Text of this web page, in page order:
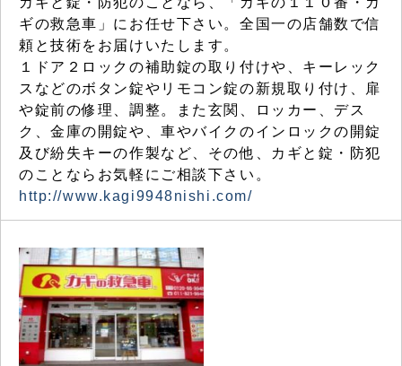
ギの救急車」にお任せ下さい。全国一の店舗数で信
頼と技術をお届けいたします。
１ドア２ロックの補助錠の取り付けや、キーレック
スなどのボタン錠やリモコン錠の新規取り付け、扉
や錠前の修理、調整。また玄関、ロッカー、デス
ク、金庫の開錠や、車やバイクのインロックの開錠
及び紛失キーの作製など、その他、カギと錠・防犯
のことならお気軽にご相談下さい。
http://www.kagi9948nishi.com/